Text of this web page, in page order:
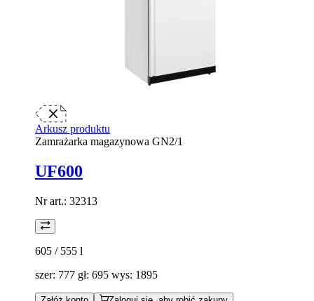
Arkusz produktu
Zamrażarka magazynowa GN2/1
UF600
Nr art.: 32313
605 / 555 l
szer: 777 gł: 695 wys: 1895